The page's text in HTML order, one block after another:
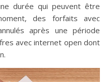
durée qui peuvent être
des forfaits avec
après une période
avec internet open dont